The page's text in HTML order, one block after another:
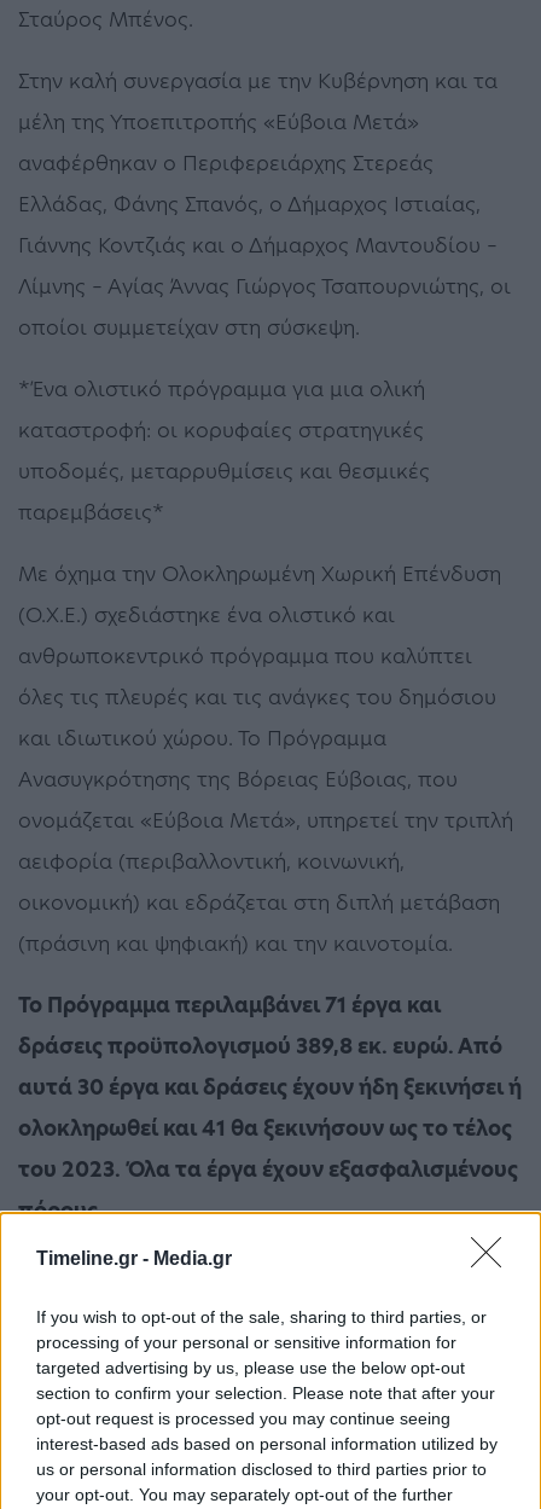
Timeline.gr - Media.gr
If you wish to opt-out of the sale, sharing to third parties, or
processing of your personal or sensitive information for
targeted advertising by us, please use the below opt-out
section to confirm your selection. Please note that after your
opt-out request is processed you may continue seeing
interest-based ads based on personal information utilized by
us or personal information disclosed to third parties prior to
your opt-out. You may separately opt-out of the further
Σταύρος Μπένος.
Στην καλή συνεργασία με την Κυβέρνηση και τα
μέλη της Υποεπιτροπής «Εύβοια Μετά»
αναφέρθηκαν ο Περιφερειάρχης Στερεάς
Ελλάδας, Φάνης Σπανός, ο Δήμαρχος Ιστιαίας,
Γιάννης Κοντζιάς και ο Δήμαρχος Μαντουδίου –
Λίμνης – Αγίας Άννας Γιώργος Τσαπουρνιώτης, οι
οποίοι συμμετείχαν στη σύσκεψη.
*Ένα ολιστικό πρόγραμμα για μια ολική
καταστροφή: οι κορυφαίες στρατηγικές
υποδομές, μεταρρυθμίσεις και θεσμικές
παρεμβάσεις*
Με όχημα την Ολοκληρωμένη Χωρική Επένδυση
(Ο.Χ.Ε.) σχεδιάστηκε ένα ολιστικό και
ανθρωποκεντρικό πρόγραμμα που καλύπτει
όλες τις πλευρές και τις ανάγκες του δημόσιου
και ιδιωτικού χώρου. Το Πρόγραμμα
Ανασυγκρότησης της Βόρειας Εύβοιας, που
ονομάζεται «Εύβοια Μετά», υπηρετεί την τριπλή
αειφορία (περιβαλλοντική, κοινωνική,
οικονομική) και εδράζεται στη διπλή μετάβαση
(πράσινη και ψηφιακή) και την καινοτομία.
Το Πρόγραμμα περιλαμβάνει 71 έργα και
δράσεις προϋπολογισμού 389,8 εκ. ευρώ. Από
αυτά 30 έργα και δράσεις έχουν ήδη ξεκινήσει ή
ολοκληρωθεί και 41 θα ξεκινήσουν ως το τέλος
του 2023. Όλα τα έργα έχουν εξασφαλισμένους
πόρους.
Η συνολική επένδυση του κρατους για την
ανασυγκρότηση της Β. Ευβοιας προσεγγίζει τα
700 εκ. ευρώ, με 300 εκ ευρώ για τις δράσεις
ανακούφισης και αμεσης αποκαταστασης που
υλοποιήθηκαν αμέσως μετά την πυρκαγιά του
2021 και άλλα 390 εκ. ευρώ για τη